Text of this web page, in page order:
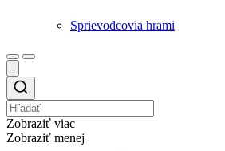
Sprievodcovia hrami
Zobraziť viac
Zobraziť menej